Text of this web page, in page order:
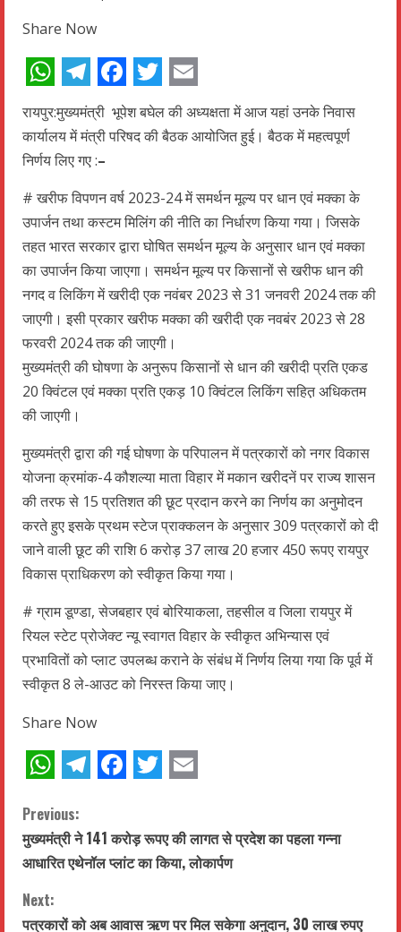
Share Now
WhatsApp
Telegram
Facebook
Twitter
Email
रायपुर:मुख्यमंत्री भूपेश बघेल की अध्यक्षता में आज यहां उनके निवास
कार्यालय में मंत्री परिषद की बैठक आयोजित हुई। बैठक में महत्वपूर्ण
निर्णय लिए गए :–
# खरीफ विपणन वर्ष 2023-24 में समर्थन मूल्य पर धान एवं मक्का के
उपार्जन तथा कस्टम मिलिंग की नीति का निर्धारण किया गया। जिसके
तहत भारत सरकार द्वारा घोषित समर्थन मूल्य के अनुसार धान एवं मक्का
का उपार्जन किया जाएगा। समर्थन मूल्य पर किसानों से खरीफ धान की
नगद व लिकिंग में खरीदी एक नवंबर 2023 से 31 जनवरी 2024 तक की
जाएगी। इसी प्रकार खरीफ मक्का की खरीदी एक नवबंर 2023 से 28
फरवरी 2024 तक की जाएगी।
मुख्यमंत्री की घोषणा के अनुरूप किसानों से धान की खरीदी प्रति एकड
20 क्विंटल एवं मक्का प्रति एकड़ 10 क्विंटल लिकिंग सहित़ अधिकतम
की जाएगी।
मुख्यमंत्री द्वारा की गई घोषणा के परिपालन में पत्रकारों को नगर विकास
योजना क्रमांक-4 कौशल्या माता विहार में मकान खरीदनें पर राज्य शासन
की तरफ से 15 प्रतिशत की छूट प्रदान करने का निर्णय का अनुमोदन
करते हुए इसके प्रथम स्टेज प्राक्कलन के अनुसार 309 पत्रकारों को दी
जाने वाली छूट की राशि 6 करोड़ 37 लाख 20 हजार 450 रूपए रायपुर
विकास प्राधिकरण को स्वीकृत किया गया।
# ग्राम डूण्डा, सेजबहार एवं बोरियाकला, तहसील व जिला रायपुर में
रियल स्टेट प्रोजेक्ट न्यू स्वागत विहार के स्वीकृत अभिन्यास एवं
प्रभावितों को प्लाट उपलब्ध कराने के संबंध में निर्णय लिया गया कि पूर्व में
स्वीकृत 8 ले-आउट को निरस्त किया जाए।
Share Now
C
o
n
Previous:
मुख्यमंत्री ने 141 करोड़ रूपए की लागत से प्रदेश का पहला गन्ना
आधारित एथेनॉल प्लांट का किया, लोकार्पण
Next:
पत्रकारों को अब आवास ऋण पर मिल सकेगा अनुदान, 30 लाख रुपए